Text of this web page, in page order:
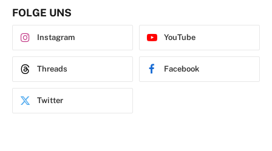
FOLGE UNS
Instagram YouTube
Threads Facebook
Twitter